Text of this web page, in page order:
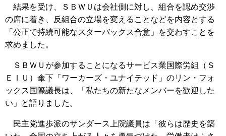
結果を受け、ＳＢＷＵは会社側に対し、組合を認め交渉
の席に着き、反組合の立場を変えることなどを内容とする
「公正で持続可能なスターバックス合意」を交わすことを
求めました。
ＳＢＷＵが参加することになるサービス業国際労組（Ｓ
ＥＩＵ）傘下「ワーカーズ・ユナイテッド」のリン・フォ
ックス国際議長は、「私たちの新たなメンバーを歓迎した
い」と語りました。
民主党進歩派のサンダース上院議員は「彼らは歴史を築